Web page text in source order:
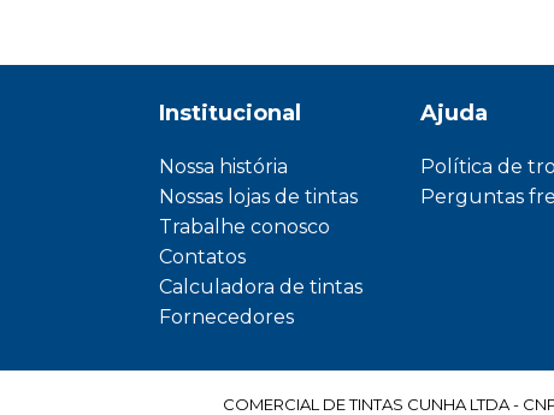
Institucional
Nossa história
Nossas lojas de tintas
Trabalhe conosco
Contatos
Calculadora de tintas
Fornecedores
Ajuda
Política de
Perguntas
COMERCIAL DE TINTAS CUNHA LTDA -